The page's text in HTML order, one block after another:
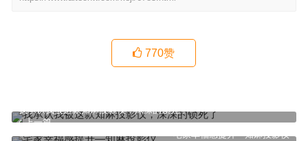
770赞
上一篇
我承认我被这款知麻投影仪，深深的锁死了
宅家幸福感提升—知麻投影仪